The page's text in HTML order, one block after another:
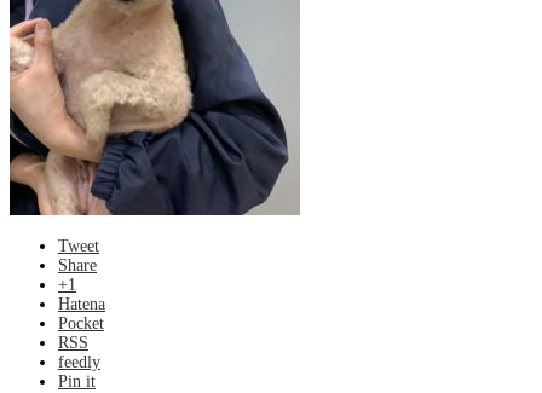
Tweet
Share
+1
Hatena
Pocket
RSS
feedly
Pin it